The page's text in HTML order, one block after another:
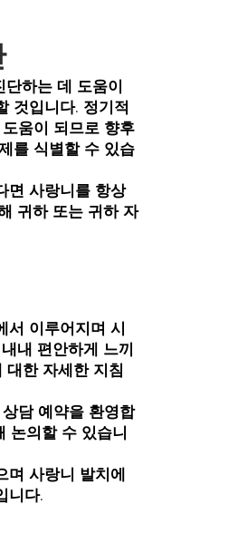
하는 데 도움이
것입니다. 정기적
움이 되므로 향후
를 식별할 수 있습
면 사랑니를 항상
귀하 또는 귀하 자
이루어지며 시
내 편안하게 느끼
대한 자세한 지침
담 예약을 환영합
논의할 수 있습니
사랑니 발치에
니다.